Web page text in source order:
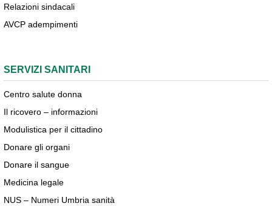
Relazioni sindacali
AVCP adempimenti
SERVIZI SANITARI
Centro salute donna
Il ricovero – informazioni
Modulistica per il cittadino
Donare gli organi
Donare il sangue
Medicina legale
NUS – Numeri Umbria sanità